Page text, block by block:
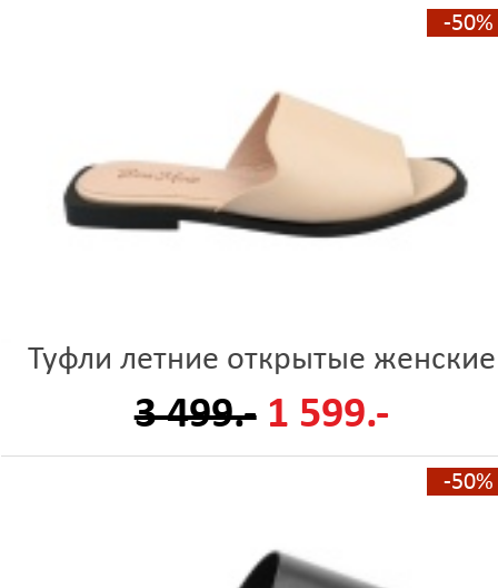
-50%
Туфли летние открытые женские
3 499.- 1 599.-
-50%